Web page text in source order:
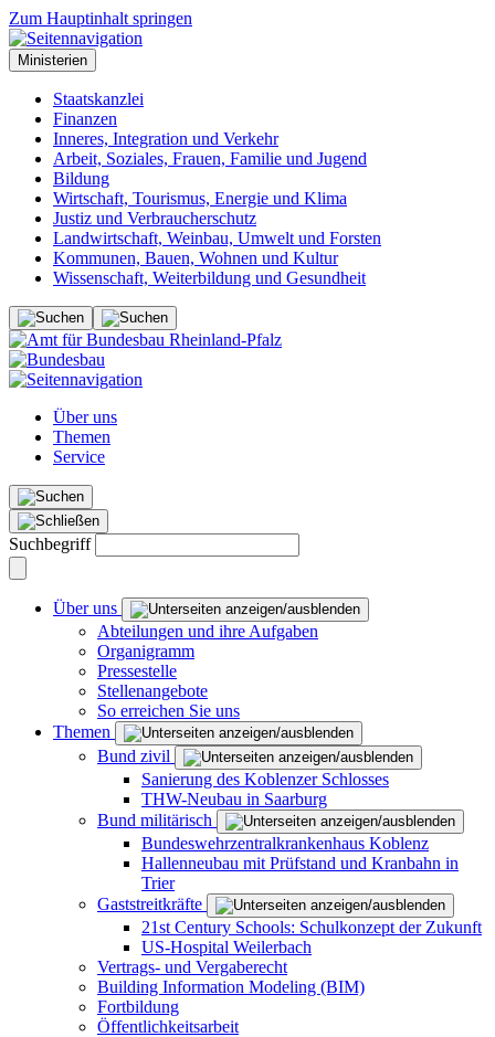
Zum Hauptinhalt springen
Ministerien
Staatskanzlei
Finanzen
Inneres, Integration und Verkehr
Arbeit, Soziales, Frauen, Familie und Jugend
Bildung
Wirtschaft, Tourismus, Energie und Klima
Justiz und Verbraucherschutz
Landwirtschaft, Weinbau, Umwelt und Forsten
Kommunen, Bauen, Wohnen und Kultur
Wissenschaft, Weiterbildung und Gesundheit
Über uns
Themen
Service
Suchbegriff
Über uns
Abteilungen und ihre Aufgaben
Organigramm
Pressestelle
Stellenangebote
So erreichen Sie uns
Themen
Bund zivil
Sanierung des Koblenzer Schlosses
THW-Neubau in Saarburg
Bund militärisch
Bundeswehrzentralkrankenhaus Koblenz
Hallenneubau mit Prüfstand und Kranbahn in
Trier
Gaststreitkräfte
21st Century Schools: Schulkonzept der Zukunft
US-Hospital Weilerbach
Vertrags- und Vergaberecht
Building Information Modeling (BIM)
Fortbildung
Öffentlichkeitsarbeit